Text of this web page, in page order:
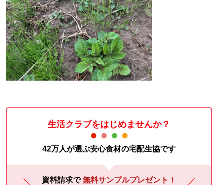
生活クラブをはじめませんか？
42万人が選ぶ安心食材の宅配生協です
資料請求で無料サンプルプレゼント！